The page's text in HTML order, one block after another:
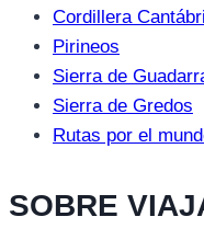
Cordillera
Pirineos
Sierra de
Sierra de Gredos
Rutas por el
SOBRE